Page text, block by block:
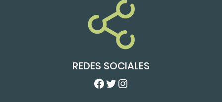
REDES SOCIALES
Facebook
Twitter
Instagram